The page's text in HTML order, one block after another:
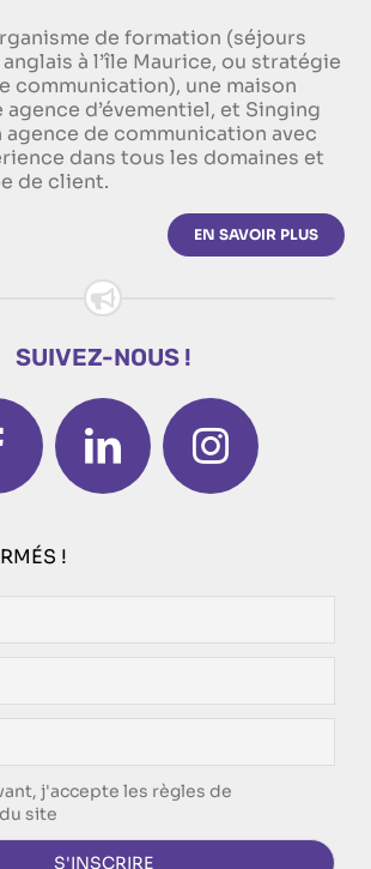
de formation (séjours
à l’île Maurice, ou stratégie
communication), une maison
agence d’évementiel, et Singing
agence de communication avec
dans tous les domaines et
de client.
EN SAVOIR PLUS
SUIVEZ-NOUS !
!
j'accepte les règles de
site